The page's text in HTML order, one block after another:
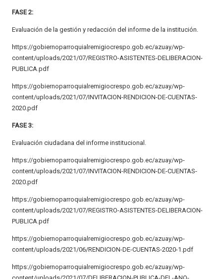
FASE 2:
Evaluación de la gestión y redacción del informe de la institución.
https://gobiernoparroquialremigiocrespo.gob.ec/azuay/wp-
content/uploads/2021/07/REGISTRO-ASISTENTES-DELIBERACION-
PUBLICA.pdf
https://gobiernoparroquialremigiocrespo.gob.ec/azuay/wp-
content/uploads/2021/07/INVITACION-RENDICION-DE-CUENTAS-
2020.pdf
FASE 3:
Evaluación ciudadana del informe institucional.
https://gobiernoparroquialremigiocrespo.gob.ec/azuay/wp-
content/uploads/2021/07/INVITACION-RENDICION-DE-CUENTAS-
2020.pdf
https://gobiernoparroquialremigiocrespo.gob.ec/azuay/wp-
content/uploads/2021/07/REGISTRO-ASISTENTES-DELIBERACION-
PUBLICA.pdf
https://gobiernoparroquialremigiocrespo.gob.ec/azuay/wp-
content/uploads/2021/06/RENDICION-DE-CUENTAS-2020-1.pdf
https://gobiernoparroquialremigiocrespo.gob.ec/azuay/wp-